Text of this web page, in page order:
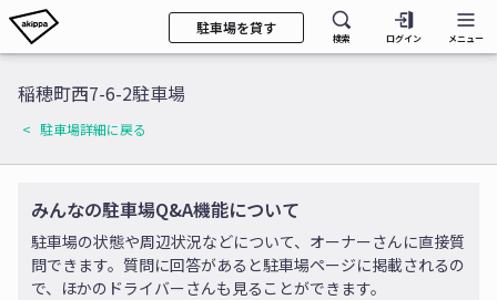
駐車場を貸す
検索 ログイン メニュー
稲穂町西7-6-2駐車場
駐車場詳細に戻る
みんなの駐車場Q&A機能について
駐車場の状態や周辺状況などについて、オーナーさんに直接質
問できます。質問に回答があると駐車場ページに掲載されるの
で、ほかのドライバーさんも見ることができます。